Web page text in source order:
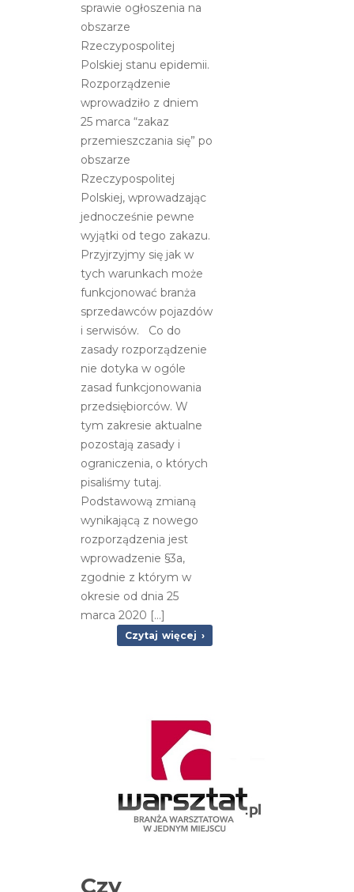
sprzedawców
i
serwisów?
sprawie ogłoszenia na
obszarze
Rzeczypospolitej
Polskiej stanu epidemii.
Rozporządzenie
wprowadziło z dniem
25 marca “zakaz
przemieszczania się” po
obszarze
Rzeczypospolitej
Polskiej, wprowadzając
jednocześnie pewne
wyjątki od tego zakazu.
Przyjrzyjmy się jak w
tych warunkach może
funkcjonować branża
sprzedawców pojazdów
i serwisów. Co do
zasady rozporządzenie
nie dotyka w ogóle
zasad funkcjonowania
przedsiębiorców. W
tym zakresie aktualne
pozostają zasady i
ograniczenia, o których
pisaliśmy tutaj.
Podstawową zmianą
wynikającą z nowego
rozporządzenia jest
wprowadzenie §3a,
zgodnie z którym w
okresie od dnia 25
marca 2020 […]
Czytaj więcej ›
Czy